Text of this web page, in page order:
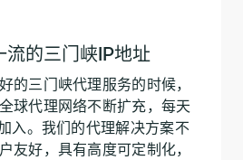
的三门峡IP地址
的三门峡代理服务的时候，
球代理网络不断扩充，每天
入。我们的代理解决方案不
友好，具有高度可定制化，